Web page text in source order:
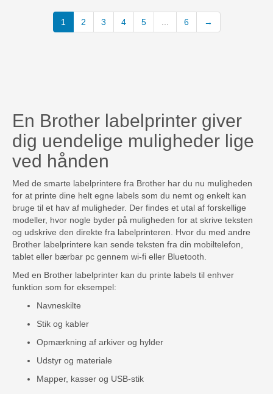
1 2 3 4 5 6 →
En Brother labelprinter giver
dig uendelige muligheder lige
ved hånden
Med de smarte labelprintere fra Brother har du nu muligheden
for at printe dine helt egne labels som du nemt og enkelt kan
bruge til et hav af muligheder. Der findes et utal af forskellige
modeller, hvor nogle byder på muligheden for at skrive teksten
og udskrive den direkte fra labelprinteren. Hvor du med andre
Brother labelprintere kan sende teksten fra din mobiltelefon,
tablet eller bærbar pc gennem wi-fi eller Bluetooth.
Med en Brother labelprinter kan du printe labels til enhver
funktion som for eksempel:
Navneskilte
Stik og kabler
Opmærkning af arkiver og hylder
Udstyr og materiale
Mapper, kasser og USB-stik